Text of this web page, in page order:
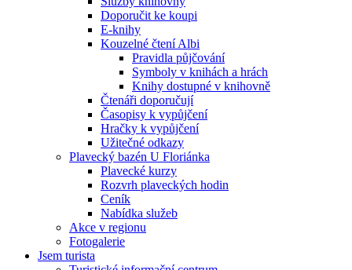
Doporučit ke koupi
E-knihy
Kouzelné čtení Albi
Pravidla půjčování
Symboly v knihách a hrách
Knihy dostupné v knihovně
Čtenáři doporučují
Časopisy k vypůjčení
Hračky k vypůjčení
Užitečné odkazy
Plavecký bazén U Floriánka
Plavecké kurzy
Rozvrh plaveckých hodin
Ceník
Nabídka služeb
Akce v regionu
Fotogalerie
Jsem turista